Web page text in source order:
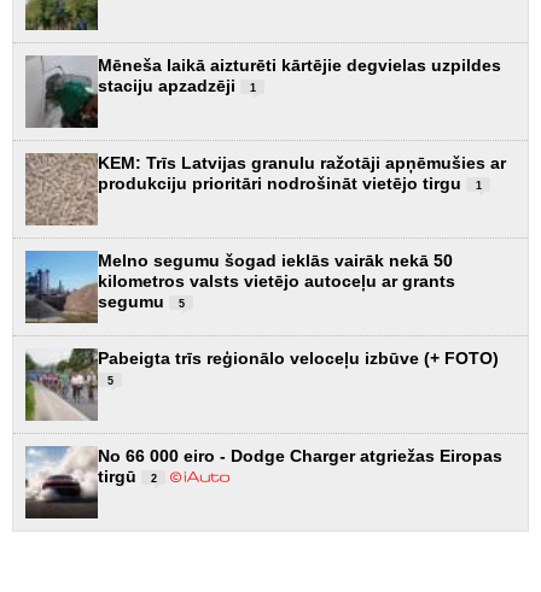
Mēneša laikā aizturēti kārtējie degvielas uzpildes
staciju apzadzēji
1
KEM: Trīs Latvijas granulu ražotāji apņēmušies ar
produkciju prioritāri nodrošināt vietējo tirgu
1
Melno segumu šogad ieklās vairāk nekā 50
kilometros valsts vietējo autoceļu ar grants
segumu
5
Pabeigta trīs reģionālo veloceļu izbūve (+ FOTO)
5
No 66 000 eiro - Dodge Charger atgriežas Eiropas
tirgū
2